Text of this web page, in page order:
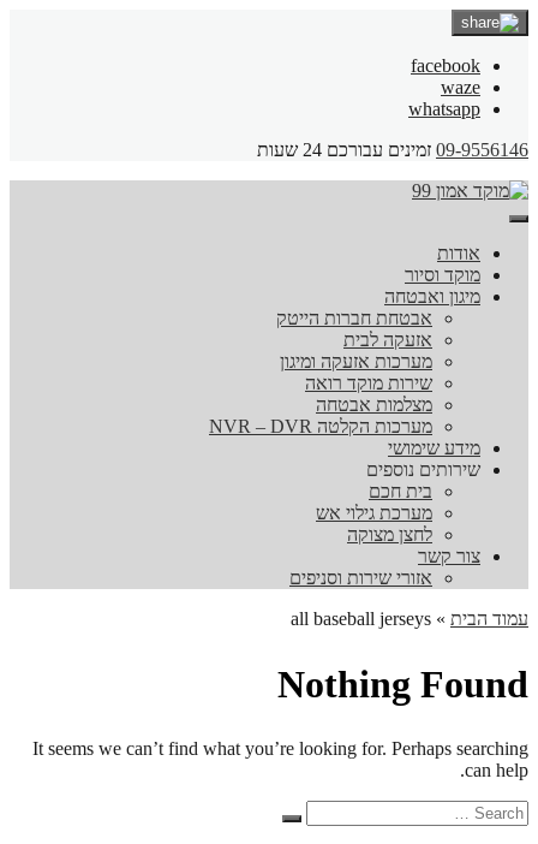
facebook
waze
whatsapp
09-9556146 זמינים עבורכם 24 שעות
אודות
מוקד וסיור
מיגון ואבטחה
אבטחת חברות הייטק
אזעקה לבית
מערכות אזעקה ומיגון
שירות מוקד רואה
מצלמות אבטחה
מערכות הקלטה NVR – DVR
מידע שימושי
שירותים נוספים
בית חכם
מערכת גילוי אש
לחצן מצוקה
צור קשר
אזורי שירות וסניפים
עמוד הבית »
all baseball jerseys
Nothing Found
It seems we can’t find what you’re looking for. Perhaps searching
can help.
Search
for:
Search